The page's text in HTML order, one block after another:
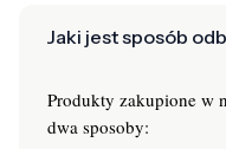
Jaki jest sposób
Produkty zakupione w
dwa sposoby: